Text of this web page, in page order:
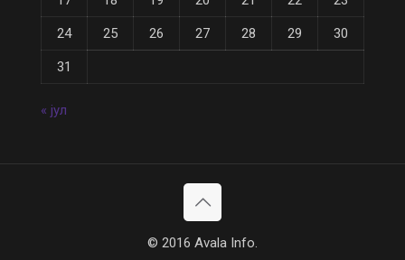
24 25 26 27 28 29 30
31
« јул
© 2016 Avala Info.